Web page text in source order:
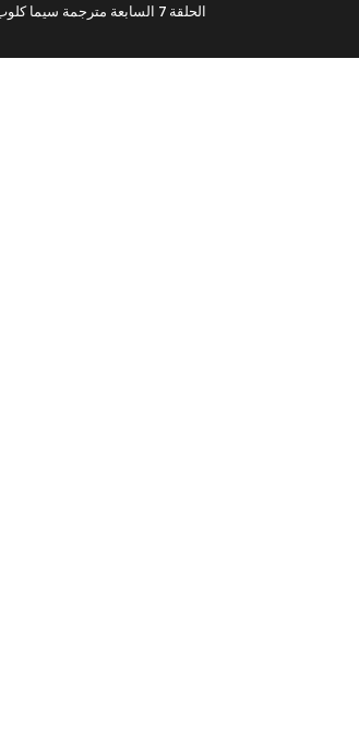
الحلقة 7 السابعة مترجمة سيما كلوب